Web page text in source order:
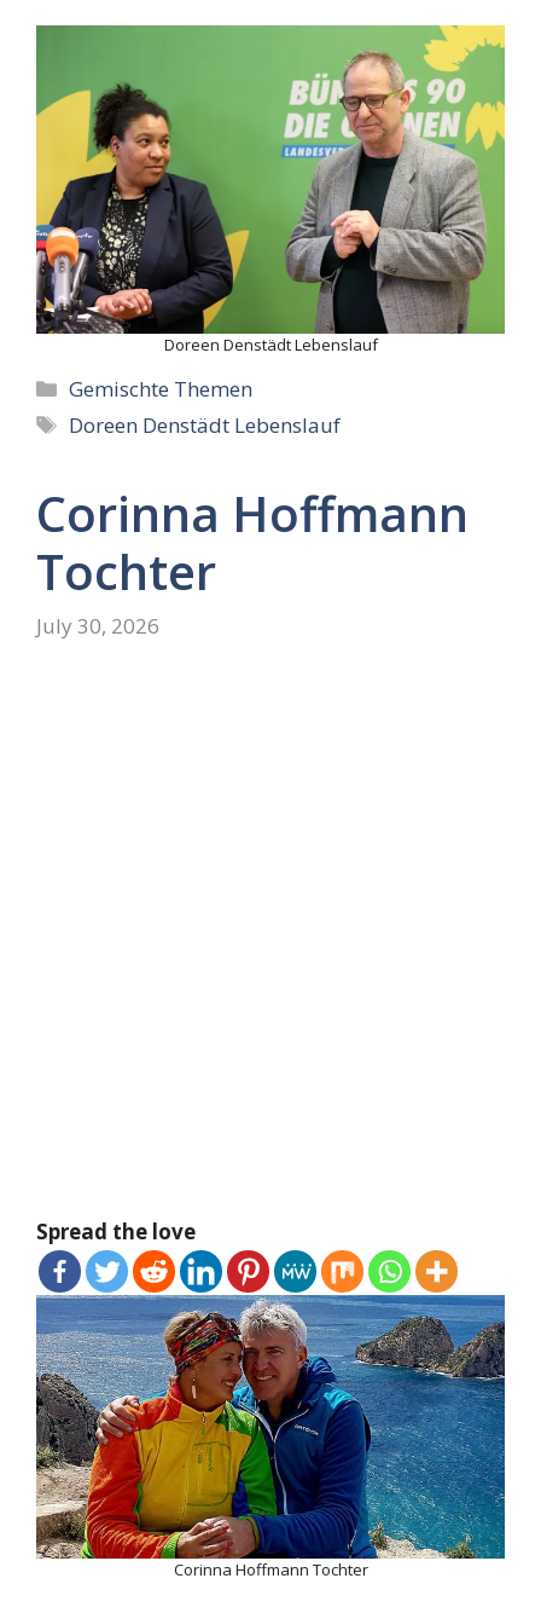
Doreen Denstädt Lebenslauf
Categories
Gemischte Themen
Tags
Doreen Denstädt Lebenslauf
Corinna Hoffmann
Tochter
July 30, 2026
Spread the love
Corinna Hoffmann Tochter